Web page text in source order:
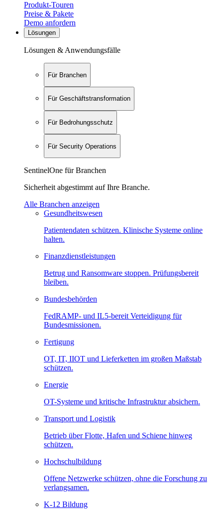
Produkt-Touren
Preise & Pakete
Demo anfordern
Lösungen
Lösungen & Anwendungsfälle
Für Branchen
Für Geschäftstransformation
Für Bedrohungsschutz
Für Security Operations
SentinelOne für Branchen
Sicherheit abgestimmt auf Ihre Branche.
Alle Branchen anzeigen
Gesundheitswesen
Patientendaten schützen. Klinische Systeme online
halten.
Finanzdienstleistungen
Betrug und Ransomware stoppen. Prüfungsbereit
bleiben.
Bundesbehörden
FedRAMP- und IL5-bereit Verteidigung für
Bundesmissionen.
Fertigung
OT, IT, IIOT und Lieferketten im großen Maßstab
schützen.
Energie
OT-Systeme und kritische Infrastruktur absichern.
Transport und Logistik
Betrieb über Flotte, Hafen und Schiene hinweg
schützen.
Hochschulbildung
Offene Netzwerke schützen, ohne die Forschung zu
verlangsamen.
K-12 Bildung